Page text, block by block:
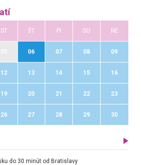
ST ŠT PI SO NE
06 07 08 09
12 13 14 15 16
19 20 21 22 23
26 27 28 29 30
do 30 minút od Bratislavy